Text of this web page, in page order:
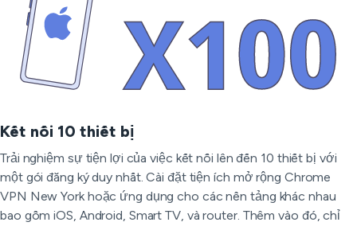
Kết nối 10 thiết bị
Trải nghiệm sự tiện lợi của việc kết nối lên đến 10 thiết bị với
một gói đăng ký duy nhất. Cài đặt tiện ích mở rộng Chrome
VPN New York hoặc ứng dụng cho các nền tảng khác nhau
bao gồm iOS, Android, Smart TV, và router. Thêm vào đó, chỉ